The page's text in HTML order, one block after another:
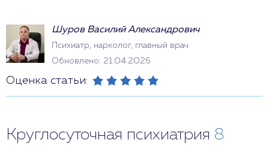
Шуров Василий Александрович
Психиатр, нарколог, главный врач
Обновлено: 21.04.2026
Оценка статьи:
Круглосуточная психиатрия 8